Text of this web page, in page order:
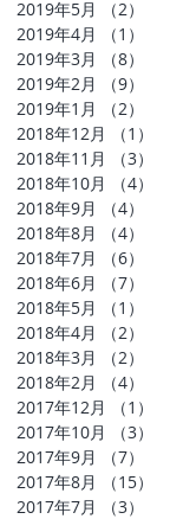
2019年5月
（2）
2019年4月
（1）
2019年3月
（8）
2019年2月
（9）
2019年1月
（2）
2018年12月
（1）
2018年11月
（3）
2018年10月
（4）
2018年9月
（4）
2018年8月
（4）
2018年7月
（6）
2018年6月
（7）
2018年5月
（1）
2018年4月
（2）
2018年3月
（2）
2018年2月
（4）
2017年12月
（1）
2017年10月
（3）
2017年9月
（7）
2017年8月
（15）
2017年7月
（3）